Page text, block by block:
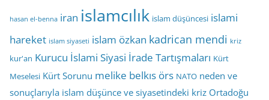
hasan el-benna iran islamcılık islam düşüncesi islami
hareket islam siyaseti islam özkan kadrican mendi kriz
kur'an Kurucu İslami Siyasi İrade Tartışmaları Kürt
Meselesi Kürt Sorunu melike belkıs örs NATO neden ve
sonuçlarıyla islam düşünce ve siyasetindeki kriz Ortadoğu